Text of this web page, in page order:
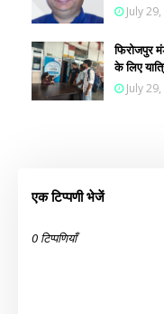
July
फिरोजपुर
के लिए
July
एक टिप्पणी भेजें
0 टिप्पणियाँ